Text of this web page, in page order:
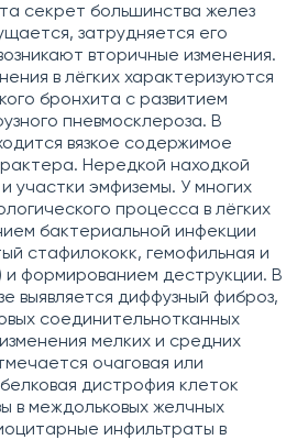
секрет большинства желез
затрудняется его
вторичные изменения.
в лёгких характеризуются
бронхита с развитием
пневмосклероза. В
вязкое содержимое
Нередкой находкой
участки эмфиземы. У многих
процесса в лёгких
бактериальной инфекции
стафилококк, гемофильная и
и формированием деструкции. В
выявляется диффузный фиброз,
соединительнотканных
мелких и средних
очаговая или
дистрофия клеток
в междольковых желчных
инфильтраты в